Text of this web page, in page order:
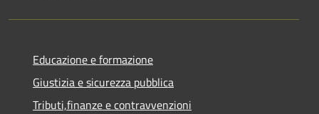
Educazione e formazione
Giustizia e sicurezza pubblica
Tributi,finanze e contravvenzioni